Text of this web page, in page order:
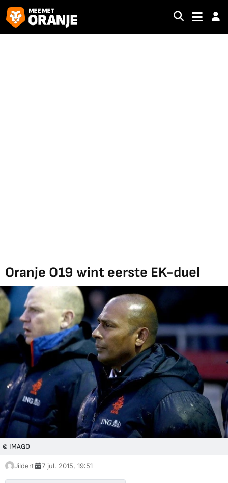
Oranje O19 wint eerste EK-duel
© IMAGO
Jildert 7 jul. 2015, 19:51